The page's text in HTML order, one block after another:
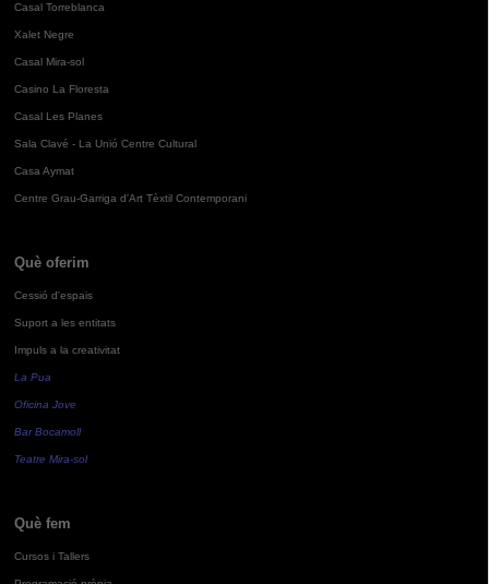
Casal Torreblanca
Xalet Negre
Casal Mira-sol
Casino La Floresta
Casal Les Planes
Sala Clavé - La Unió Centre Cultural
Casa Aymat
Centre Grau-Garriga d'Art Tèxtil Contemporani
Què oferim
Cessió d'espais
Suport a les entitats
Impuls a la creativitat
La Pua
Oficina Jove
Bar Bocamoll
Teatre Mira-sol
Què fem
Cursos i Tallers